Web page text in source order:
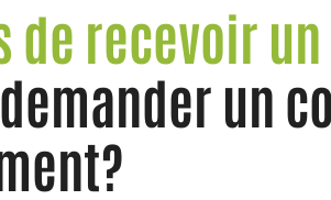
de recevoir
un